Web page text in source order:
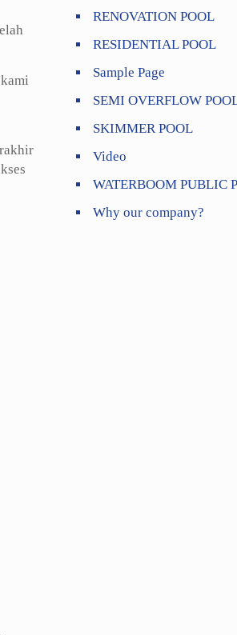
RENOVATION POOL
RESIDENTIAL POOL
Sample Page
SEMI OVERFLOW
SKIMMER POOL
Video
WATERBOOM PUBLIC
Why our company?